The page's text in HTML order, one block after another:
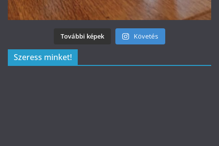
További képek Követés
Szeress minket!